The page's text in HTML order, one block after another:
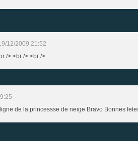
12/2009 21:52
/> <br /> <br />
de la princessse de neige Bravo Bonnes